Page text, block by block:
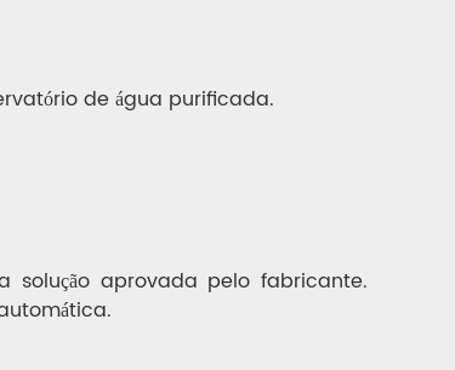
de água purificada.
solução aprovada pelo fabricante.